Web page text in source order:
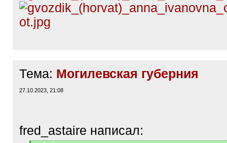
Тема: Могилевская губерния
27.10.2023, 21:08
fred_astaire написал: